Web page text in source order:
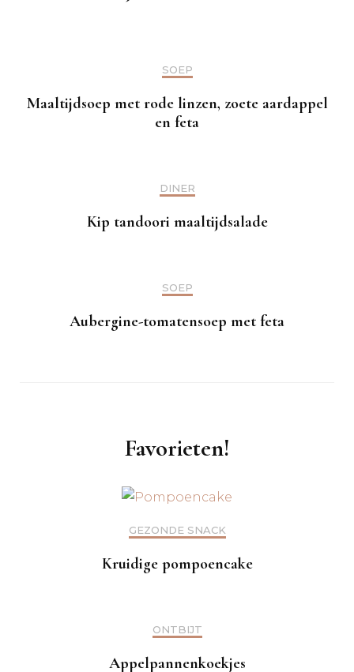
SOEP
Maaltijdsoep met rode linzen, zoete aardappel
en feta
DINER
Kip tandoori maaltijdsalade
SOEP
Aubergine-tomatensoep met feta
Favorieten!
GEZONDE SNACK
Kruidige pompoencake
ONTBIJT
Appelpannenkoekjes